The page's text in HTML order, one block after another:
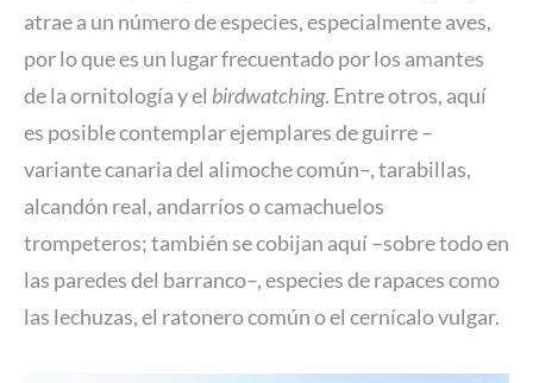
atrae a un número de especies, especialmente aves,
por lo que es un lugar frecuentado por los amantes
de la ornitología y el birdwatching. Entre otros, aquí
es posible contemplar ejemplares de guirre –
variante canaria del alimoche común–, tarabillas,
alcandón real, andarríos o camachuelos
trompeteros; también se cobijan aquí –sobre todo en
las paredes del barranco–, especies de rapaces como
las lechuzas, el ratonero común o el cernícalo vulgar.